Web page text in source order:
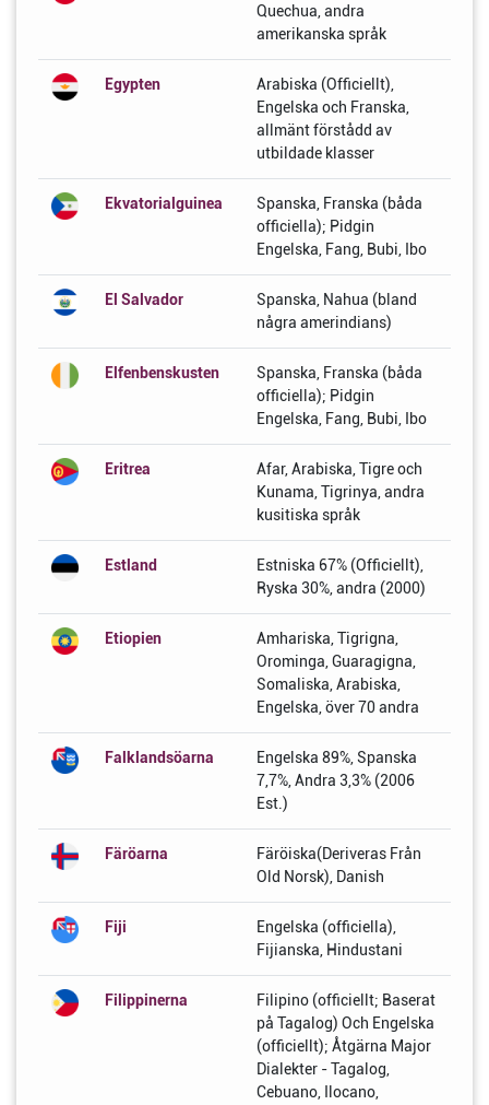
Quechua, andra
amerikanska språk
Egypten
Arabiska (Officiellt),
Engelska och Franska,
allmänt förstådd av
utbildade klasser
Ekvatorialguinea
Spanska, Franska (båda
officiella); Pidgin
Engelska, Fang, Bubi, Ibo
El Salvador
Spanska, Nahua (bland
några amerindians)
Elfenbenskusten
Spanska, Franska (båda
officiella); Pidgin
Engelska, Fang, Bubi, Ibo
Eritrea
Afar, Arabiska, Tigre och
Kunama, Tigrinya, andra
kusitiska språk
Estland
Estniska 67% (Officiellt),
Ryska 30%, andra (2000)
Etiopien
Amhariska, Tigrigna,
Orominga, Guaragigna,
Somaliska, Arabiska,
Engelska, över 70 andra
Falklandsöarna
Engelska 89%, Spanska
7,7%, Andra 3,3% (2006
Est.)
Färöarna
Färöiska(Deriveras Från
Old Norsk), Danish
Fiji
Engelska (officiella),
Fijianska, Hindustani
Filippinerna
Filipino (officiellt; Baserat
på Tagalog) Och Engelska
(officiellt); Åtgärna Major
Dialekter - Tagalog,
Cebuano, Ilocano,